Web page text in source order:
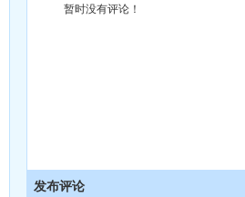
暂时没有评论！
发布评论